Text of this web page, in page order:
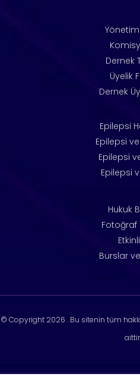
Dernek
Üyelik
Dernek
Epilepsi
Epilepsi
Epilepsi
Epilepsi
Hukuk
Fotoğraf
Burslar
© Copyright 2026 . Bu sitenin tüm